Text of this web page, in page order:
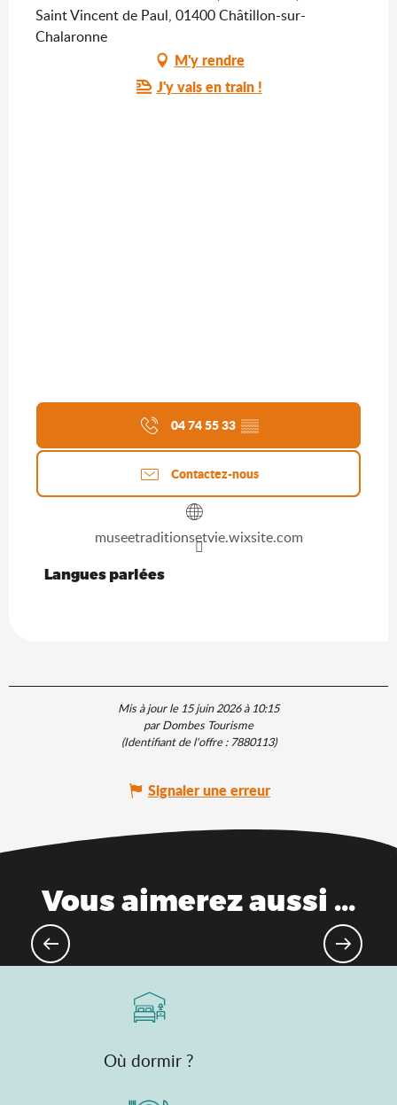
Recherche
Saint Vincent de Paul, 01400 Châtillon-sur-
Chalaronne
M'y rendre
J'y vais en train !
04 74 55 33 ▒▒
Contactez-nous
museetraditionsetvie.wixsite.com
Langues parlées
Langues parlées
Mis à jour le 15 juin 2026 à 10:15
par Dombes Tourisme
(Identifiant de l'offre :7880113)
Signaler une erreur
Vous aimerez aussi ...
La marque Saveurs de l'Ain®
Où dormir ?